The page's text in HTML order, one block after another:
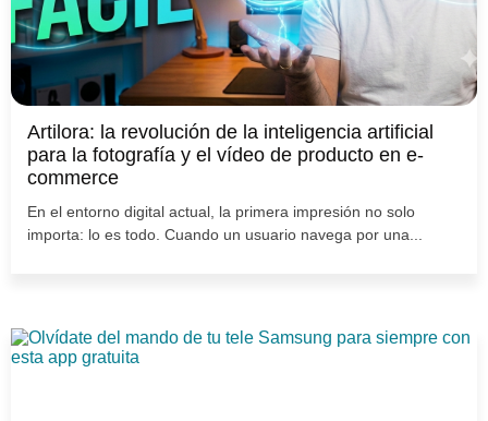
Artilora: la revolución de la inteligencia artificial
para la fotografía y el vídeo de producto en e-
commerce
En el entorno digital actual, la primera impresión no solo
importa: lo es todo. Cuando un usuario navega por una...